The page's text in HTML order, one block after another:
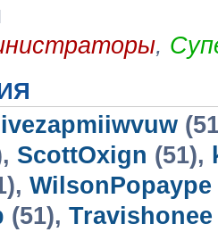
,
ivezapmiiwvuw
ScottOxign (51),
WilsonPopaype
(51), Travishonee